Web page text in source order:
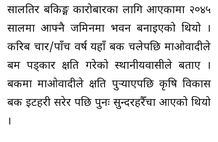
सालतिर बैंकिङ्ग कारोबारका लागि आएकामा २०४५
सालमा आफ्नै जमिनमा भवन बनाइएको थियो ।
करिब चार/पाँच वर्ष यहाँ बैंक चलेपछि माओवादीले
बम पड्कार क्षति गरेको स्थानीयवासीले बताए ।
बैंकमा माओवादीले क्षति पुर्‍याएपछि कृषि विकास
बैंक इटहरी सरेर पछि पुनः सुन्दरहरैँचा आएको थियो
।